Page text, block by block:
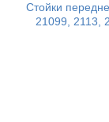
Стойки
21099, 2113,